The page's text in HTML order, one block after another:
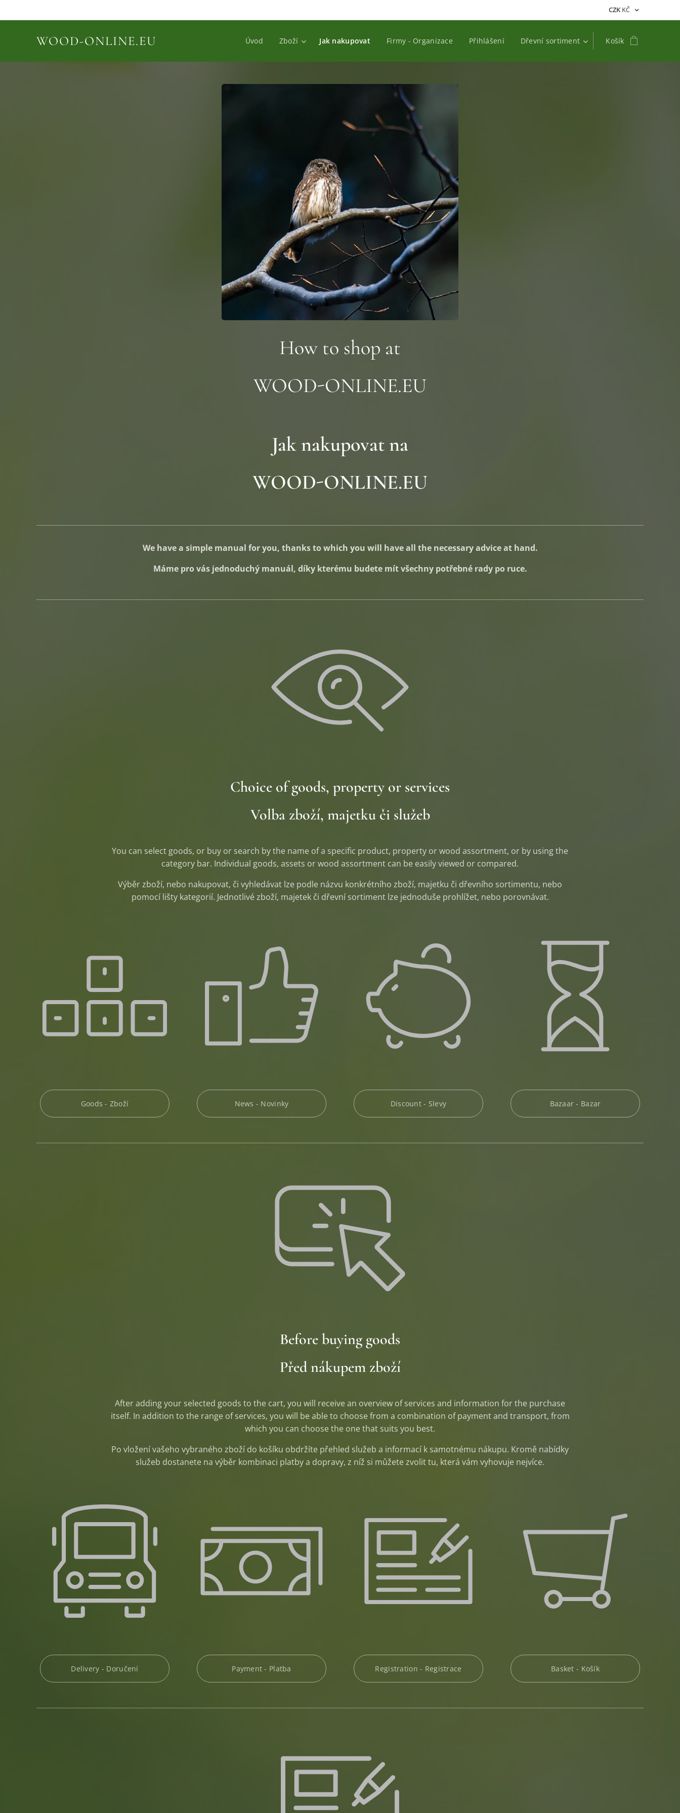
CZK KČ
WOOD-ONLINE.EU Úvod Zboží Jak nakupovat Firmy - Organizace Přihlášení Dřevní sortiment Košík
How to shop at
WOOD-ONLINE.EU
Jak nakupovat na
WOOD-ONLINE.EU
We have a simple manual for you, thanks to which you will have all the necessary advice at hand.
Máme pro vás jednoduchý manuál, díky kterému budete mít všechny potřebné rady po ruce.
Choice of goods, property or services
Volba zboží, majetku či služeb
You can select goods, or buy or search by the name of a specific product, property or wood assortment, or by using the
category bar. Individual goods, assets or wood assortment can be easily viewed or compared.
Výběr zboží, nebo nakupovat, či vyhledávat lze podle názvu konkrétního zboží, majetku či dřevního sortimentu, nebo
pomocí lišty kategorií. Jednotlivé zboží, majetek či dřevní sortiment lze jednoduše prohlížet, nebo porovnávat.
Goods - Zboží News - Novinky Discount - Slevy Bazaar - Bazar
Before buying goods
Před nákupem zboží
After adding your selected goods to the cart, you will receive an overview of services and information for the purchase
itself. In addition to the range of services, you will be able to choose from a combination of payment and transport, from
which you can choose the one that suits you best.
Po vložení vašeho vybraného zboží do košíku obdržíte přehled služeb a informací k samotnému nákupu. Kromě nabídky
služeb dostanete na výběr kombinaci platby a dopravy, z níž si můžete zvolit tu, která vám vyhovuje nejvíce.
Delivery - Doručení Payment - Platba Registration - Registrace Basket - Košík